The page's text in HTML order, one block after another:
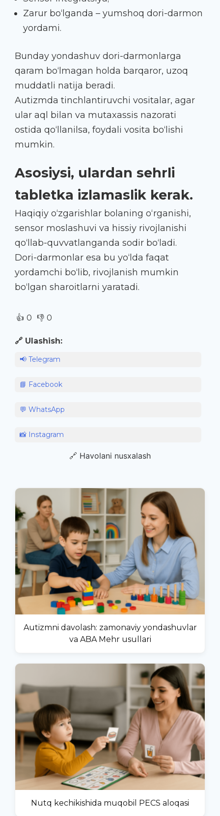
Zarur bo‘lganda – yumshoq dori-darmon
yordami.
Bunday yondashuv dori-darmonlarga
qaram bo‘lmagan holda barqaror, uzoq
muddatli natija beradi.
Autizmda tinchlantiruvchi vositalar, agar
ular aql bilan va mutaxassis nazorati
ostida qo‘llanilsa, foydali vosita bo‘lishi
mumkin.
Asosiysi, ulardan sehrli
tabletka izlamaslik kerak.
Haqiqiy o‘zgarishlar bolaning o‘rganishi,
sensor moslashuvi va hissiy rivojlanishi
qo‘llab-quvvatlanganda sodir bo‘ladi.
Dori-darmonlar esa bu yo‘lda faqat
yordamchi bo‘lib, rivojlanish mumkin
bo‘lgan sharoitlarni yaratadi.
👍 0 👎 0
🔗 Ulashish:
📢 Telegram
📘 Facebook
💬 WhatsApp
📸 Instagram
🔗 Havolani nusxalash
Autizmni davolash: zamonaviy yondashuvlar
va ABA Mehr usullari
Nutq kechikishida muqobil PECS aloqasi